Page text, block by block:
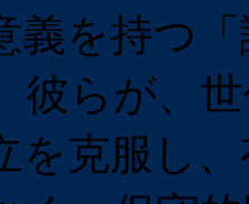
義を持つ
彼らが、
を克服し